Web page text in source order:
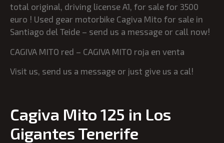
total original, driving license A1, for sale for 3500
euro ! Used gear motorbike Cagiva Mito for sale in
Santiago del Teide – send us a message or call now!
CAGIVA MITO red – CAGIVA MITO roja en venta
Visit us, send us a message or just give us a cal!
Cagiva Mito 125 in Los
Gigantes Tenerife